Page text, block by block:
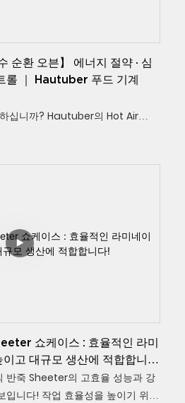
순환 오븐】 에너지 절약 · 심
롤 ｜ Hautuber 푸드 기계
십니까? Hautuber의 Hot Air
절약, 빵, 간식, 육류 건조 등에 이상
. 프로덕션을 업그레이드하십시오!
쇼케이스 : 효율적인 라미
고 대규모 생산에 적합합니
반죽 Sheeter의 고효율 성능과 강
입니다! 작업 효율성을 높이기 위해